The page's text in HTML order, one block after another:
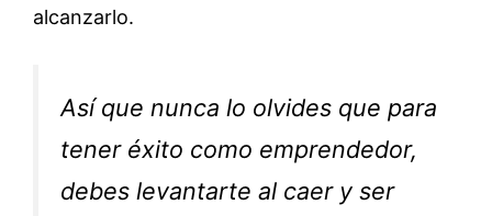
alcanzarlo.
Así que nunca lo olvides que para
tener éxito como emprendedor,
debes levantarte al caer y ser